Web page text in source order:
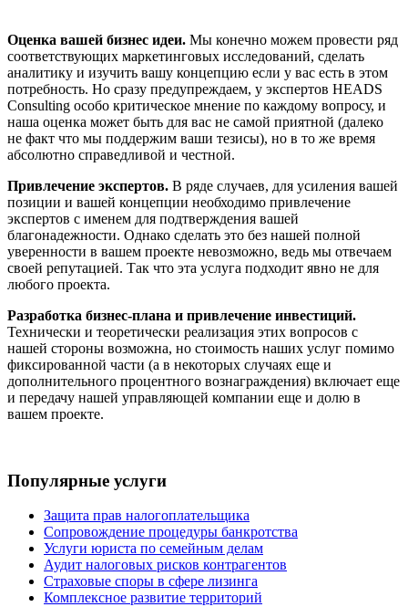
Оценка вашей бизнес идеи. Мы конечно можем провести ряд
соответствующих маркетинговых исследований, сделать
аналитику и изучить вашу концепцию если у вас есть в этом
потребность. Но сразу предупреждаем, у экспертов HEADS
Consulting особо критическое мнение по каждому вопросу, и
наша оценка может быть для вас не самой приятной (далеко
не факт что мы поддержим ваши тезисы), но в то же время
абсолютно справедливой и честной.
Привлечение экспертов. В ряде случаев, для усиления вашей
позиции и вашей концепции необходимо привлечение
экспертов с именем для подтверждения вашей
благонадежности. Однако сделать это без нашей полной
уверенности в вашем проекте невозможно, ведь мы отвечаем
своей репутацией. Так что эта услуга подходит явно не для
любого проекта.
Разработка бизнес-плана и привлечение инвестиций.
Технически и теоретически реализация этих вопросов с
нашей стороны возможна, но стоимость наших услуг помимо
фиксированной части (а в некоторых случаях еще и
дополнительного процентного вознаграждения) включает еще
и передачу нашей управляющей компании еще и долю в
вашем проекте.
Популярные услуги
Защита прав налогоплательщика
Сопровождение процедуры банкротства
Услуги юриста по семейным делам
Аудит налоговых рисков контрагентов
Страховые споры в сфере лизинга
Комплексное развитие территорий